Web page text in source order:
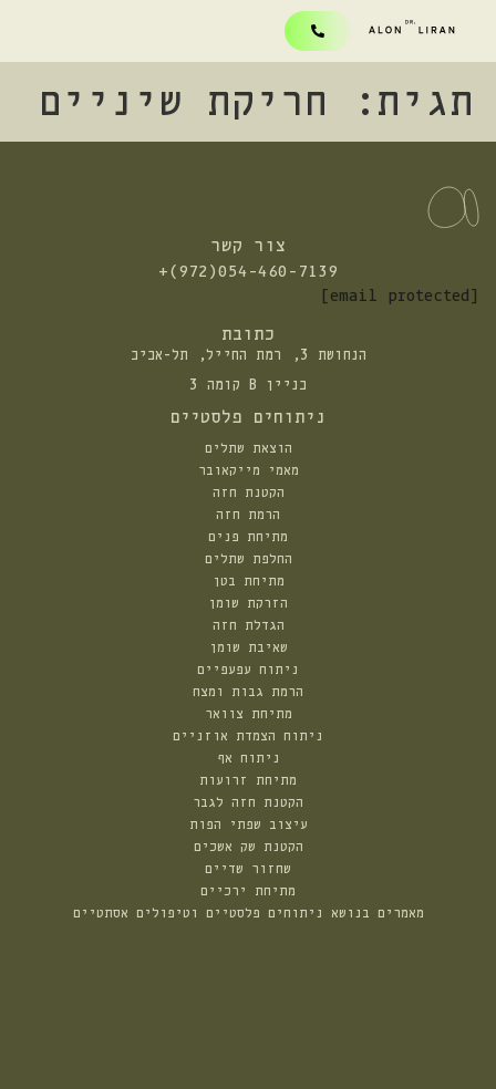
תגית: חריקת שיניים
צור קשר
התקשרו
+(972)054-460-7139
[email protected]
כתובת
הנחושת 3, רמת החייל, תל-אביב
בניין B קומה 3
ניתוחים פלסטיים
הוצאת שתלים
מאמי מייקאובר
הקטנת חזה
הרמת חזה
מתיחת פנים
החלפת שתלים
מתיחת בטן
הזרקת שומן
הגדלת חזה
שאיבת שומן
ניתוח עפעפיים
הרמת גבות ומצח
מתיחת צוואר
ניתוח הצמדת אוזניים
ניתוח אף
מתיחת זרועות
הקטנת חזה לגבר
עיצוב שפתי הפות
הקטנת שק אשכים
שחזור שדיים
מתיחת ירכיים
מאמרים בנושא ניתוחים פלסטיים וטיפולים אסתטיים